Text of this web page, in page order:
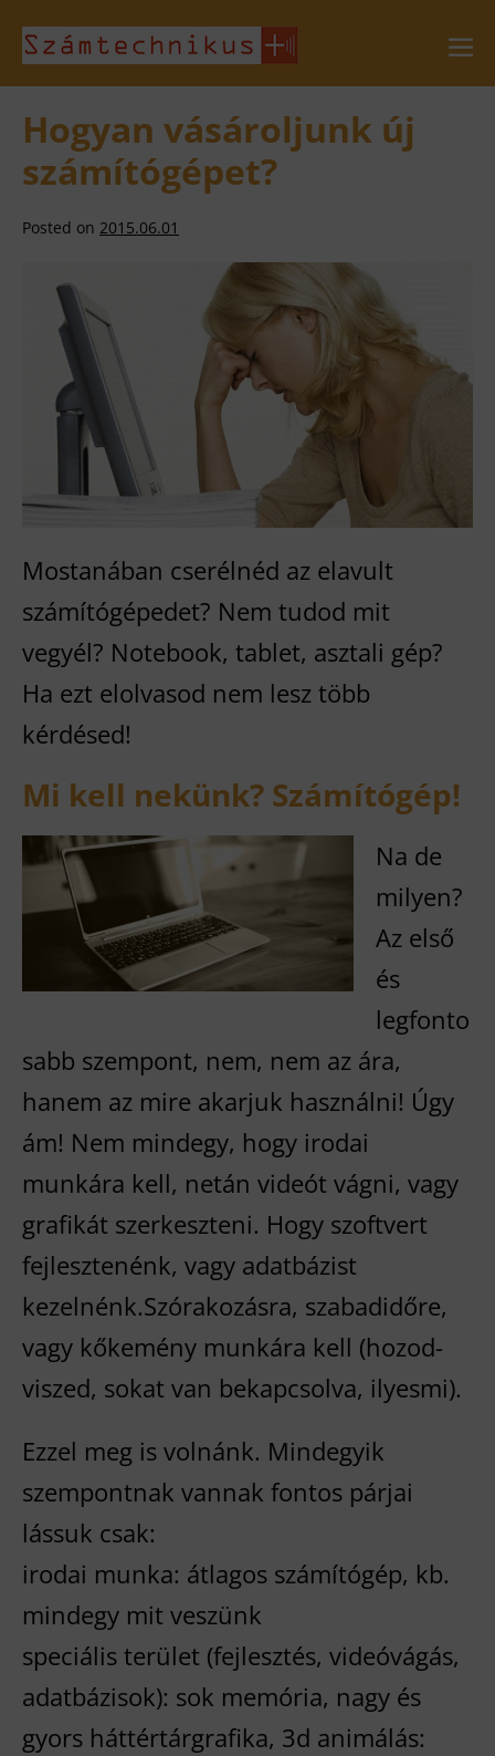
Skip
Hogyan vásároljunk új
számítógépet?
Posted on 2015.06.01
Mostanában cserélnéd az elavult
számítógépedet? Nem tudod mit
vegyél? Notebook, tablet, asztali gép?
Ha ezt elolvasod nem lesz több
kérdésed!
Mi kell nekünk? Számítógép!
Na de
milyen?
Az első
és
legfonto
sabb szempont, nem, nem az ára,
hanem az mire akarjuk használni! Úgy
ám! Nem mindegy, hogy irodai
munkára kell, netán videót vágni, vagy
grafikát szerkeszteni. Hogy szoftvert
fejlesztenénk, vagy adatbázist
kezelnénk.Szórakozásra, szabadidőre,
vagy kőkemény munkára kell (hozod-
viszed, sokat van bekapcsolva, ilyesmi).
Ezzel meg is volnánk. Mindegyik
szempontnak vannak fontos párjai
lássuk csak:
irodai munka: átlagos számítógép, kb.
mindegy mit veszünk
speciális terület (fejlesztés, videóvágás,
adatbázisok): sok memória, nagy és
gyors háttértárgrafika, 3d animálás: